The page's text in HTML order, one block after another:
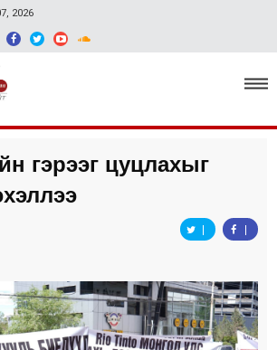
2026
Улс төр, эдийн засаг
Гэмт хэрэг
Спорт
Easy news
гэрээг цуцлахыг